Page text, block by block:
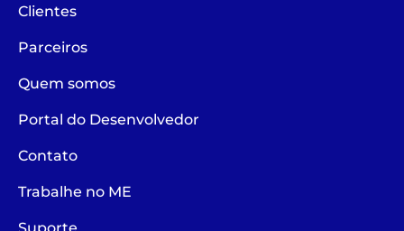
Clientes
Parceiros
Quem somos
Portal do Desenvolvedor
Contato
Trabalhe no ME